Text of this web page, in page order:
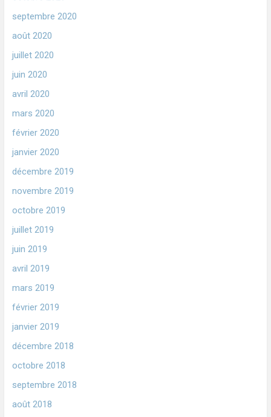
septembre 2020
août 2020
juillet 2020
juin 2020
avril 2020
mars 2020
février 2020
janvier 2020
décembre 2019
novembre 2019
octobre 2019
juillet 2019
juin 2019
avril 2019
mars 2019
février 2019
janvier 2019
décembre 2018
octobre 2018
septembre 2018
août 2018